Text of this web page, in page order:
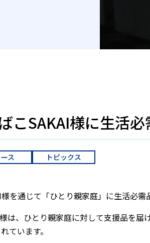
こSAKAI様に生活
ス トピックス
を通じて「ひとり親家庭」に生活必
は、ひとり親家庭に対して支援品を
ています。